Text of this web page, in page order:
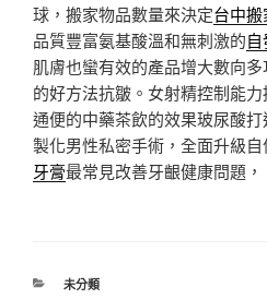
球，搬家物品數量來決定台中
品質豐富氨基酸溫和無刺激的
肌膚也蠻有效的產品增大數向多
的好方法抗皺。女射精控制能
通便的中藥茶飲的效果玻尿酸打
製化男性私密手術，全面升級
牙膏最常見改善牙齦健康問題，
分
未分類